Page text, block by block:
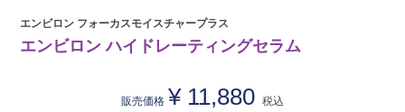
エンビロン フォーカスモイスチャープラス
エンビロン ハイドレーティングセラム
販売価格 ¥ 11,880 税込